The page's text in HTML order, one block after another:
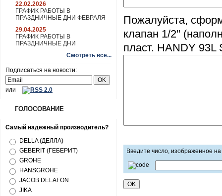
22.02.2026
ГРАФИК РАБОТЫ В
ПРАЗДНИЧНЫЕ ДНИ ФЕВРАЛЯ
29.04.2025
ГРАФИК РАБОТЫ В
ПРАЗДНИЧНЫЕ ДНИ
Смотреть все...
Подписаться на новости:
или
ГОЛОСОВАНИЕ
Самый надежный производитель?
DELLA (ДЕЛЛА)
GEBERIT (ГЕБЕРИТ)
GROHE
HANSGROHE
JACOB DELAFON
JIKA
Пожалуйста,
клапан 1/2"
пласт. HANDY 93L
Введите число, изображенное на